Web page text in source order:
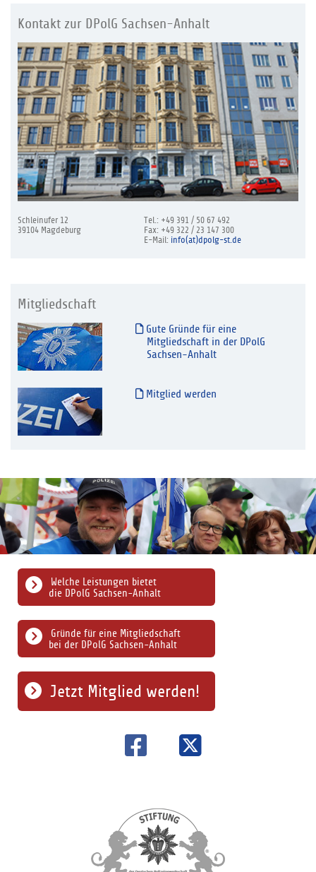
Kontakt zur DPolG Sachsen-Anhalt
Schleinufer 12
39104 Magdeburg
Tel.: +49 391 / 50 67 492
Fax: +49 322 / 23 147 300
E-Mail: info(at)dpolg-st.de
Mitgliedschaft
Gute Gründe für eine
Mitgliedschaft in der DPolG
Sachsen-Anhalt
Mitglied werden
Gründe für eine Mitgliedschaft
bei der DPolG Sachsen-Anhalt
Welche Leistungen bietet
die DPolG Sachsen-Anhalt
Jetzt Mitglied werden!